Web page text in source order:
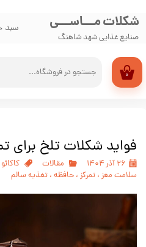
شکلات مـــاســـی
صنایع غذایی شهد شاهنگ
۰
سبد
حساب کاربری من
تغییر گذر واژه
سفارشات
فواید شکلات تلخ برای
۲۶ آذر ۱۴۰۴ مقالات کاکائو
سلامت مغز ، تمرکز ، حافظه ، تغذیه سالم